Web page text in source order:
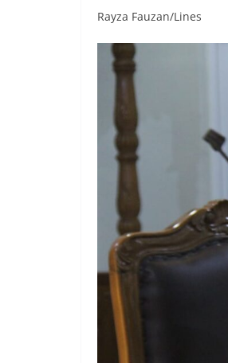
Rayza Fauzan/Lines